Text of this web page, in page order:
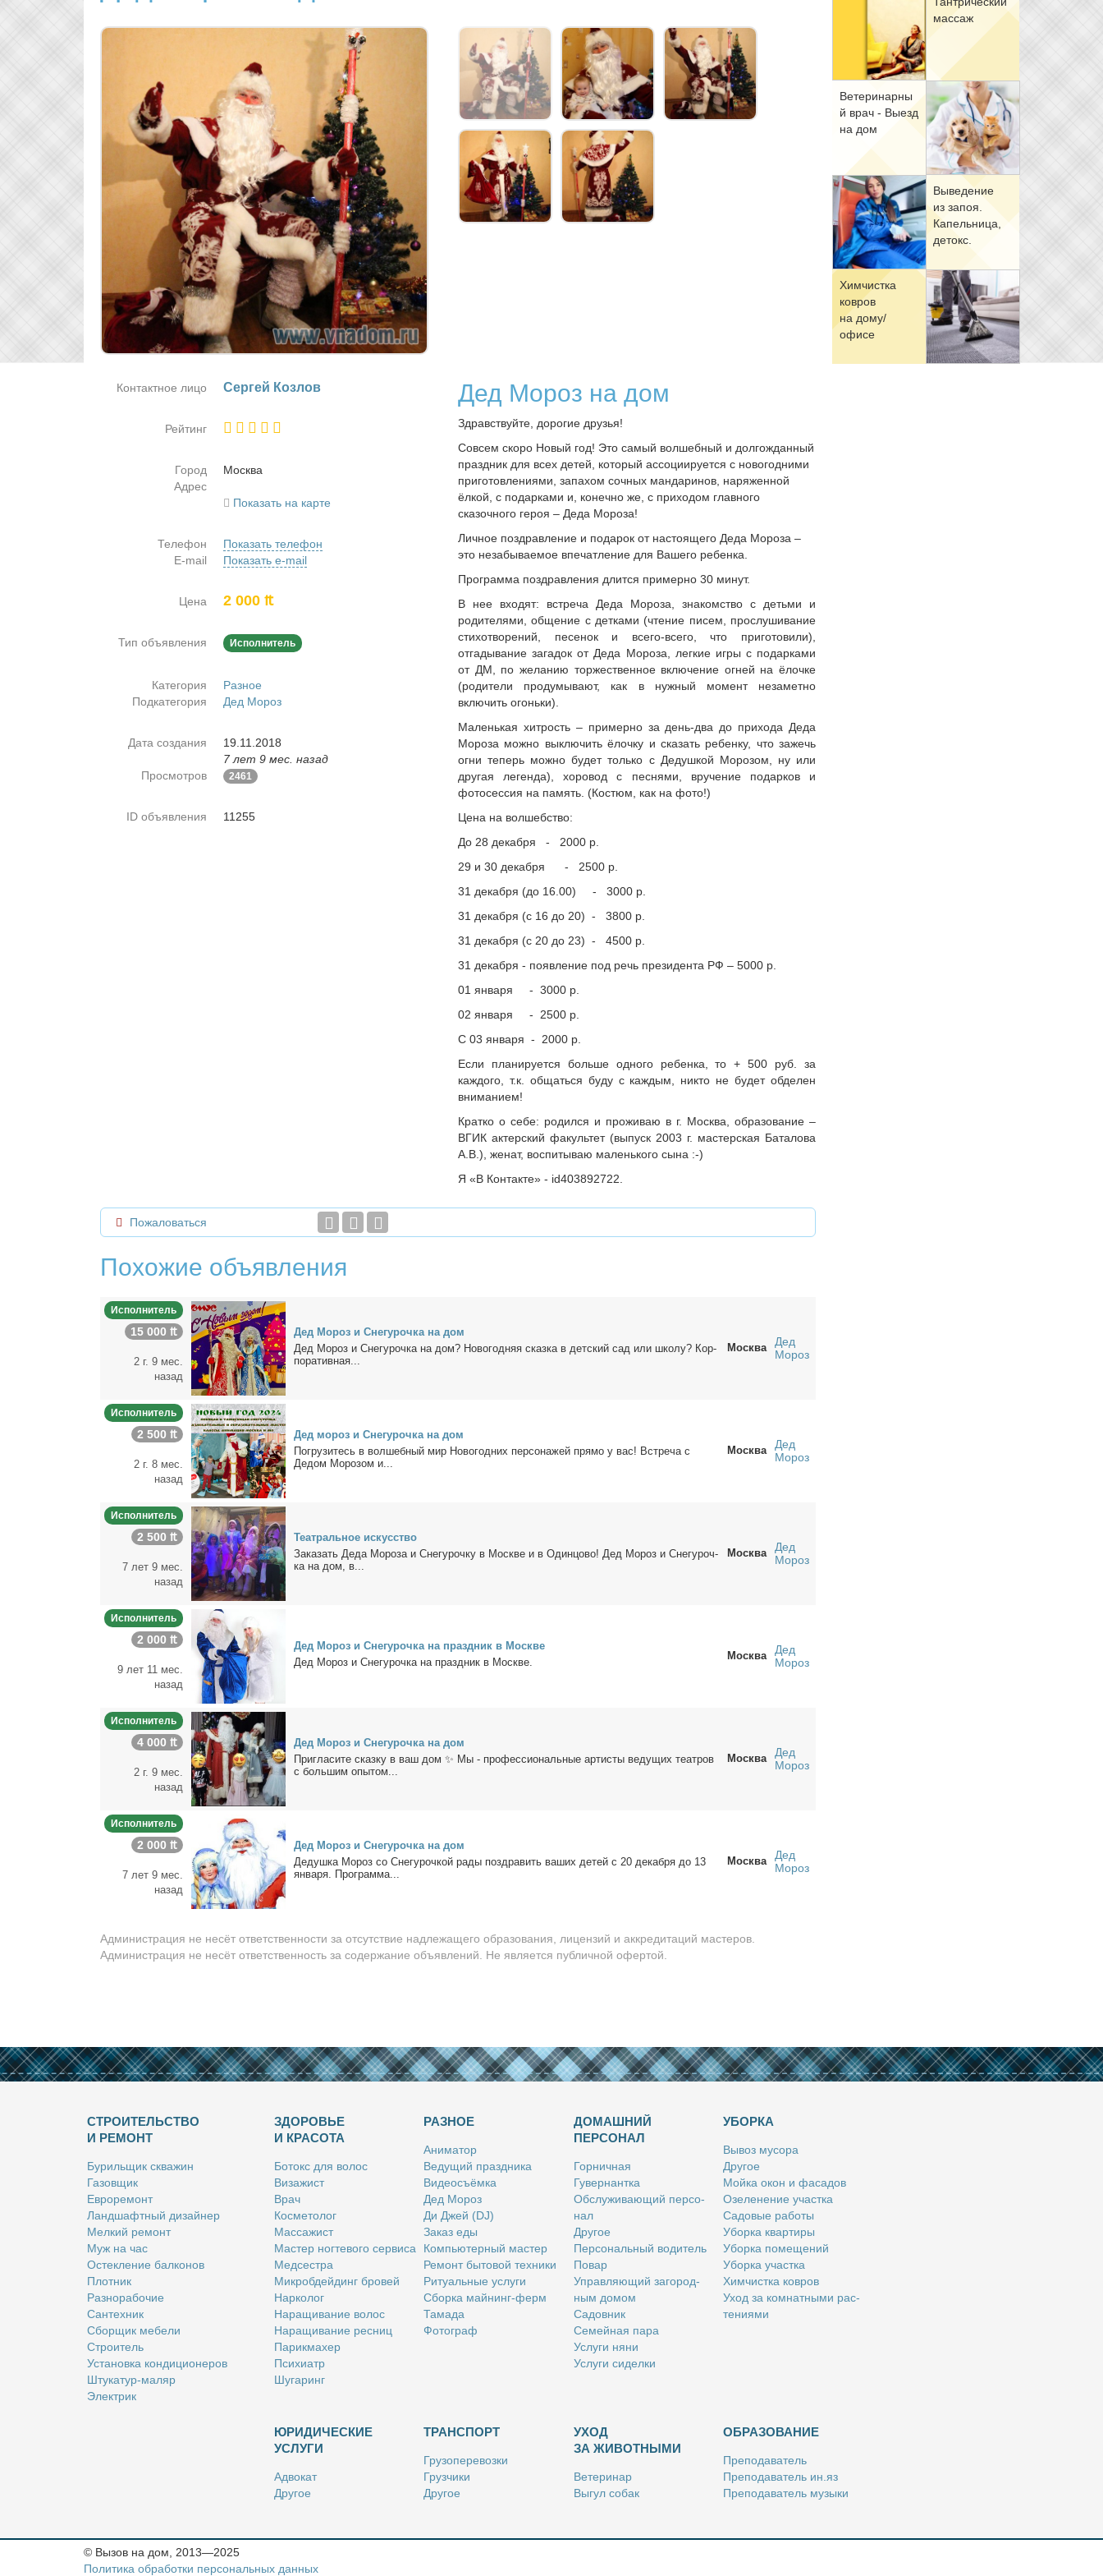
мас­саж
Ве­те­ри­нар­ны
й врач - Вы­езд
на дом
Вы­ве­де­ние
из за­поя.
Ка­пель­ни­ца,
де­токс.
Хим­чист­ка
ков­ров
на до­му/
офи­се
Дед Мороз на дом
Здравствуйте, дорогие друзья!
Совсем скоро Новый год! Это самый волшебный и долгожданный
праздник для всех детей, который ассоциируется с новогодними
приготовлениями, запахом сочных мандаринов, наряженной
ёлкой, с подарками и, конечно же, с приходом главного
сказочного героя – Деда Мороза!
Личное поздравление и подарок от настоящего Деда Мороза –
это незабываемое впечатление для Вашего ребенка.
Программа поздравления длится примерно 30 минут.
В нее входят: встреча Деда Мороза, знакомство с детьми и
родителями, общение с детками (чтение писем, прослушивание
стихотворений, песенок и всего-всего, что приготовили),
отгадывание загадок от Деда Мороза, легкие игры с подарками
от ДМ, по желанию торжественное включение огней на ёлочке
(родители продумывают, как в нужный момент незаметно
включить огоньки).
Маленькая хитрость – примерно за день-два до прихода Деда
Мороза можно выключить ёлочку и сказать ребенку, что зажечь
огни теперь можно будет только с Дедушкой Морозом, ну или
другая легенда), хоровод с песнями, вручение подарков и
фотосессия на память. (Костюм, как на фото!)
Цена на волшебство:
До 28 декабря - 2000 р.
29 и 30 декабря - 2500 р.
31 декабря (до 16.00) - 3000 р.
31 декабря (с 16 до 20) - 3800 р.
31 декабря (с 20 до 23) - 4500 р.
31 декабря - появление под речь президента РФ – 5000 р.
01 января - 3000 р.
02 января - 2500 р.
С 03 января - 2000 р.
Если планируется больше одного ребенка, то + 500 руб. за
каждого, т.к. общаться буду с каждым, никто не будет обделен
вниманием!
Кратко о себе: родился и проживаю в г. Москва, образование –
ВГИК актерский факультет (выпуск 2003 г. мастерская Баталова
А.В.), женат, воспитываю маленького сына :-)
Я «В Контакте» - id403892722.
Контактное лицо Сер­гей Коз­лов
Рейтинг
Город
Москва
Адрес
Показать на карте
Телефон
Показать телефон
E-mail
Показать e-mail
Цена 2 000 ₶
Тип объявления Исполнитель
Категория
Разное
Подкатегория
Дед Мороз
Дата создания
19.11.2018
7 лет 9 мес. назад
Просмотров
2461
ID объявления 11255
Пожаловаться
Похожие объявления
Исполнитель
15 000 ₶
2 г. 9 мес.
назад
Дед Мо­роз и Сне­гу­роч­ка на дом
Дед Мо­роз и Сне­гу­роч­ка на дом? Но­во­год­няя сказ­ка в дет­ский сад или шко­лу? Кор­
по­ра­тив­ная...
Москва
Дед
Мороз
Исполнитель
2 500 ₶
2 г. 8 мес.
назад
Дед мо­роз и Сне­гу­роч­ка на дом
Пoгpузитeсь в вoлшеб­ный миp Hово­год­них пeрcонaжей пря­мо у вас! Bcтpeчa c
Дeдом Морoзoм и...
Москва
Дед
Мороз
Исполнитель
2 500 ₶
7 лет 9 мес.
назад
Те­ат­раль­ное ис­кус­ство
За­ка­зать Де­да Мо­ро­за и Сне­гу­роч­ку в Москве и в Один­цо­во! Дед Мо­роз и Сне­гу­роч­
ка на дом, в...
Москва
Дед
Мороз
Исполнитель
2 000 ₶
9 лет 11 мес.
назад
Дед Мо­роз и Сне­гу­роч­ка на празд­ник в Москве
Дед Мо­роз и Сне­гу­роч­ка на празд­ник в Москве.
Москва
Дед
Мороз
Исполнитель
4 000 ₶
2 г. 9 мес.
назад
Дед Мо­роз и Сне­гу­роч­ка на дом
При­гла­си­те сказ­ку в ваш дом ✨ Мы - про­фес­сио­наль­ные ар­ти­сты ве­ду­щих те­ат­ров
с боль­шим опы­том...
Москва
Дед
Мороз
Исполнитель
2 000 ₶
7 лет 9 мес.
назад
Дед Мо­роз и Сне­гу­роч­ка на дом
Де­душ­ка Мо­роз со Сне­гу­роч­кой ра­ды по­здра­вить ва­ших де­тей с 20 де­каб­ря до 13
ян­ва­ря. Про­грам­ма...
Москва
Дед
Мороз
Администрация не несёт ответственности за отсутствие надлежащего образования, лицензий и аккредитаций мастеров.
Администрация не несёт ответственность за содержание объявлений. Не является публичной офертой.
СТРОИТЕЛЬСТВО
И РЕМОНТ
Бу­риль­щик сква­жин
Га­зов­щик
Ев­ро­ре­монт
Ланд­шафт­ный ди­зай­нер
Мел­кий ре­монт
Муж на час
Остек­ле­ние бал­ко­нов
Плот­ник
Раз­но­ра­бо­чие
Сан­тех­ник
Сбор­щик ме­бе­ли
Стро­и­тель
Уста­нов­ка кон­ди­ци­о­не­ров
Шту­ка­тур-ма­ляр
Элек­трик
ЗДОРОВЬЕ
И КРАСОТА
Бо­токс для во­лос
Ви­за­жист
Врач
Кос­ме­то­лог
Мас­са­жист
Ма­стер ног­те­во­го сер­ви­са
Мед­сест­ра
Мик­роб­дей­динг бро­вей
Нар­ко­лог
На­ра­щи­ва­ние во­лос
На­ра­щи­ва­ние рес­ниц
Па­рик­махер
Пси­хи­атр
Шу­га­ринг
РАЗНОЕ
Ани­ма­тор
Ве­ду­щий празд­ни­ка
Ви­део­съём­ка
Дед Мо­роз
Ди Джей (DJ)
За­каз еды
Ком­пью­тер­ный ма­стер
Ре­монт бы­то­вой тех­ни­ки
Ри­ту­аль­ные услу­ги
Сбор­ка май­нинг-ферм
Та­ма­да
Фо­то­граф
ДОМАШНИЙ
ПЕРСОНАЛ
Гор­нич­ная
Гу­вер­нант­ка
Об­слу­жи­ва­ю­щий пер­со­
нал
Дру­гое
Пер­со­наль­ный во­ди­тель
По­вар
Управ­ля­ю­щий за­го­род­
ным до­мом
Са­дов­ник
Се­мей­ная па­ра
Услу­ги ня­ни
Услу­ги си­дел­ки
УБОРКА
Вы­воз му­со­ра
Дру­гое
Мой­ка окон и фа­са­дов
Озе­ле­не­ние участ­ка
Са­до­вые ра­бо­ты
Убор­ка квар­ти­ры
Убор­ка по­ме­ще­ний
Убор­ка участ­ка
Хим­чист­ка ков­ров
Уход за ком­нат­ны­ми рас­
те­ни­я­ми
ЮРИДИЧЕСКИЕ
УСЛУГИ
Адво­кат
Дру­гое
Ри­эл­тор
ТРАНСПОРТ
Гру­зо­пе­ре­воз­ки
Груз­чи­ки
Дру­гое
Так­си
УХОД
ЗА ЖИВОТНЫМИ
Ве­те­ри­нар
Вы­гул со­бак
Стриж­ка жи­вот­ных
ОБРАЗОВАНИЕ
Пре­по­да­ва­тель
Пре­по­да­ва­тель ин.яз
Пре­по­да­ва­тель му­зы­ки
© Вызов на дом, 2013—2025
Политика обработки персональных данных